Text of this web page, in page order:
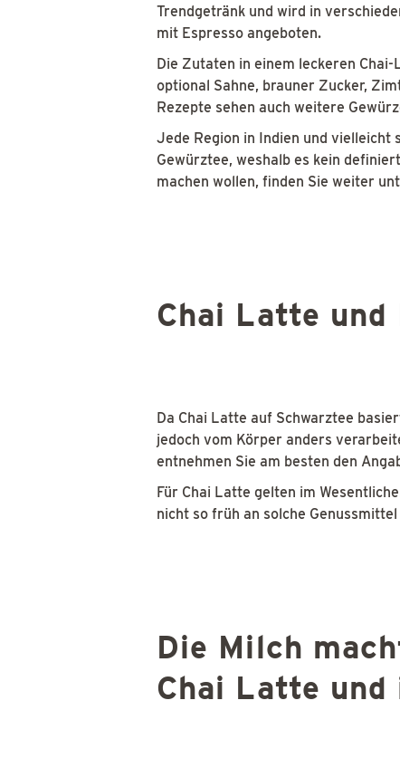
Trendgetränk und wird in
mit Espresso angeboten.
Die Zutaten in einem leckeren
optional Sahne, brauner Zucker,
Rezepte sehen auch weitere
Jede Region in Indien und vielleicht
Gewürztee, weshalb es kein
machen wollen, finden Sie weiter
Chai Latte und
Da Chai Latte auf Schwarztee
jedoch vom Körper anders
entnehmen Sie am besten den
Für Chai Latte gelten im
nicht so früh an solche
Die Milch
Chai Latte